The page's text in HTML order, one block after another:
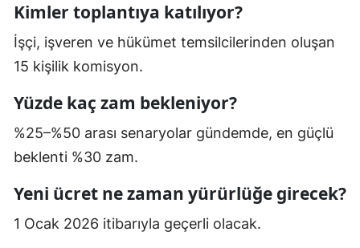
Kimler toplantıya katılıyor?
İşçi, işveren ve hükümet temsilcilerinden oluşan
15 kişilik komisyon.
Yüzde kaç zam bekleniyor?
%25–%50 arası senaryolar gündemde, en güçlü
beklenti %30 zam.
Yeni ücret ne zaman yürürlüğe girecek?
1 Ocak 2026 itibarıyla geçerli olacak.